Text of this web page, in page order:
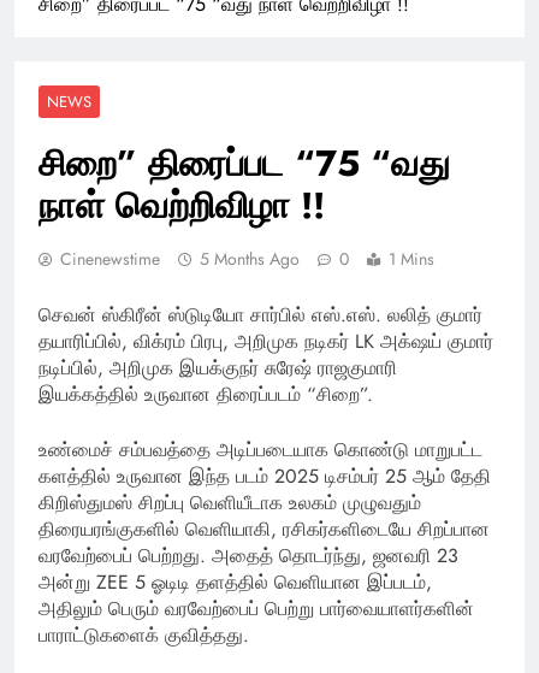
NEWS
சிறை” திரைப்பட “75 “வது
நாள் வெற்றிவிழா !!
Cinenewstime 5 Months Ago 0 1 Mins
செவன் ஸ்கிரீன் ஸ்டுடியோ சார்பில் எஸ்.எஸ். லலித் குமார்
தயாரிப்பில், விக்ரம் பிரபு, அறிமுக நடிகர் LK அக்‌ஷய் குமார்
நடிப்பில், அறிமுக இயக்குநர் சுரேஷ் ராஜகுமாரி
இயக்கத்தில் உருவான திரைப்படம் “சிறை”.
உண்மைச் சம்பவத்தை அடிப்படையாக கொண்டு மாறுபட்ட
களத்தில் உருவான இந்த படம் 2025 டிசம்பர் 25 ஆம் தேதி
கிறிஸ்துமஸ் சிறப்பு வெளியீடாக உலகம் முழுவதும்
திரையரங்குகளில் வெளியாகி, ரசிகர்களிடையே சிறப்பான
வரவேற்பைப் பெற்றது. அதைத் தொடர்ந்து, ஜனவரி 23
அன்று ZEE 5 ஓடிடி தளத்தில் வெளியான இப்படம்,
அதிலும் பெரும் வரவேற்பைப் பெற்று பார்வையாளர்களின்
பாராட்டுகளைக் குவித்தது.